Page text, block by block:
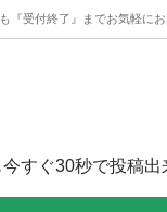
『受付終了』までお気軽
すぐ30秒で投稿出